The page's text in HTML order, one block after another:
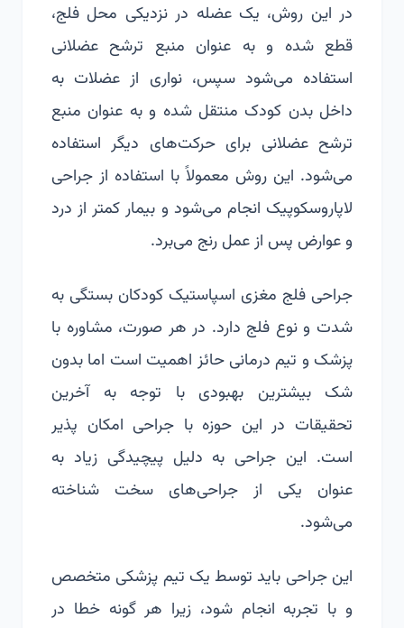
در این روش، یک عضله در نزدیکی محل فلج،
قطع شده و به عنوان منبع ترشح عضلانی
استفاده می‌شود سپس، نواری از عضلات به
داخل بدن کودک منتقل شده و به عنوان منبع
ترشح عضلانی برای حرکت‌های دیگر استفاده
می‌شود. این روش معمولاً با استفاده از جراحی
لاپاروسکوپیک انجام می‌شود و بیمار کمتر از درد
و عوارض پس از عمل رنج می‌برد.
جراحی فلج مغزی اسپاستیک کودکان بستگی به
شدت و نوع فلج دارد. در هر صورت، مشاوره با
پزشک و تیم درمانی حائز اهمیت است اما بدون
شک بیشترین بهبودی با توجه به آخرین
تحقیقات در این حوزه با جراحی امکان پذیر
است. این جراحی به دلیل پیچیدگی زیاد به
عنوان یکی از جراحی‌های سخت شناخته
می‌شود.
این جراحی باید توسط یک تیم پزشکی متخصص
و با تجربه انجام شود، زیرا هر گونه خطا در